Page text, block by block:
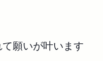
願いが叶います